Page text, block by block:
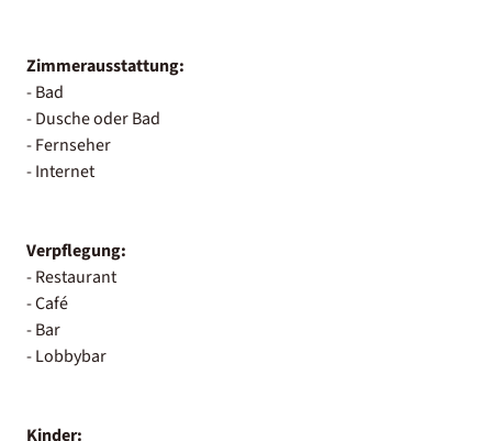
Zimmerausstattung:
- Bad
- Dusche oder Bad
- Fernseher
- Internet
Verpflegung:
- Restaurant
- Café
- Bar
- Lobbybar
Kinder: